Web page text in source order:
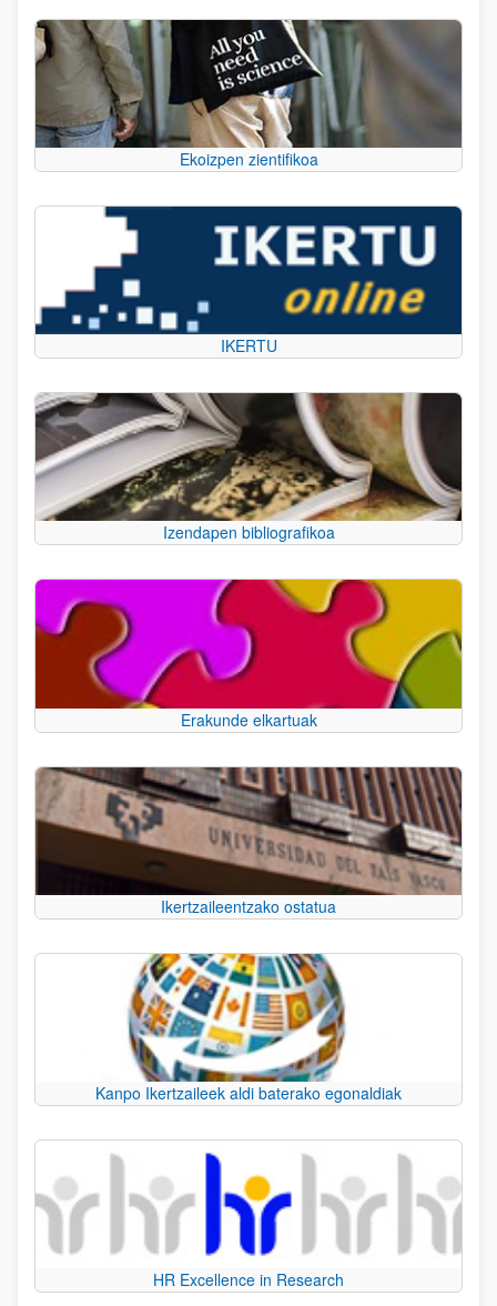
Ekoizpen zientifikoa
IKERTU
Izendapen bibliografikoa
Erakunde elkartuak
Ikertzaileentzako ostatua
Kanpo Ikertzaileek aldi baterako egonaldiak
HR Excellence in Research